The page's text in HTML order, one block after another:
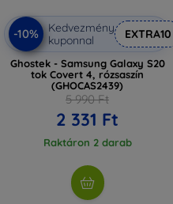
-10%
Kedvezmény
kuponnal
EXTRA10
Ghostek - Samsung Galaxy S20
tok Covert 4, rózsaszín
(GHOCAS2439)
5 990 Ft
2 331 Ft
Raktáron 2 darab